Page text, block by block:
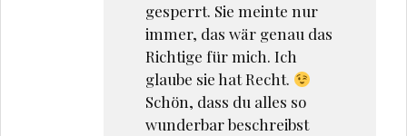
gesperrt. Sie meinte nur
immer, das wär genau das
Richtige für mich. Ich
glaube sie hat Recht.
Schön, dass du alles so
wunderbar beschreibst